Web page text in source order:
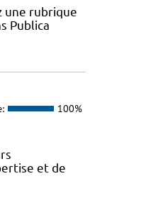
une rubrique
Publica
100%
et de